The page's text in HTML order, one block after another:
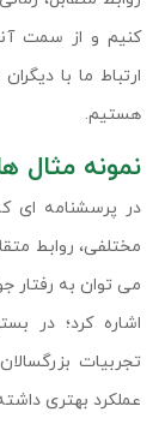
کنیم و از سمت
ارتباط ما با
هستیم.
نمونه مثال
در پرسشنامه ای
مختلفی، روابط
می توان به رفتار
اشاره کرد؛ در
تجربیات
عملکرد بهتری